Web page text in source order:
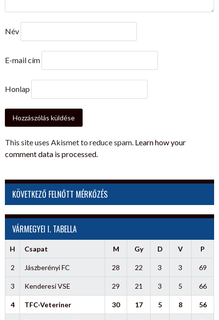
Név
E-mail cím
Honlap
This site uses Akismet to reduce spam. Learn how your
comment data is processed.
KÖVETKEZŐ FELNŐTT MÉRKŐZÉS
VÁRMEGYEI I. TABELLA
H Csapat M Gy D V P
2 Jászberényi FC 28 22 3 3 69
3 Kenderesi VSE 29 21 3 5 66
4 TFC-Veteriner 30 17 5 8 56